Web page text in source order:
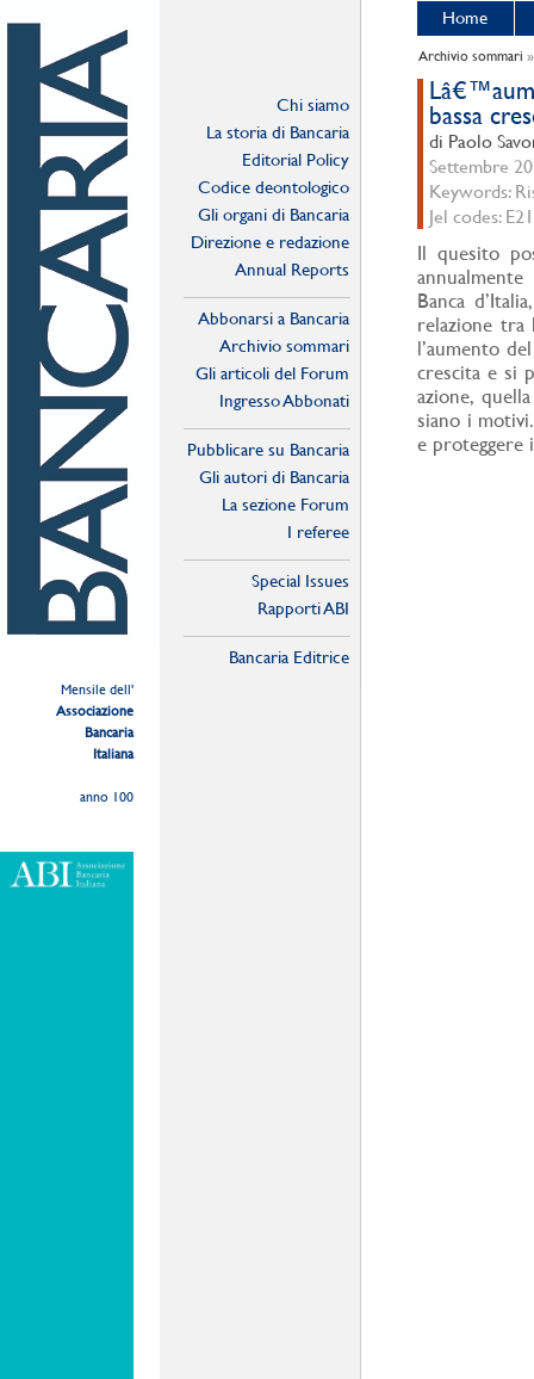
Mensile dell'
Associazione
Bancaria
Italiana
anno 100
Chi siamo
La storia di Bancaria
Editorial Policy
Codice deontologico
Gli organi di Bancaria
Direzione e redazione
Annual Reports
Abbonarsi a Bancaria
Archivio sommari
Gli articoli del Forum
Ingresso Abbonati
Pubblicare su Bancaria
Gli autori di Bancaria
La sezione Forum
I referee
Special Issues
Rapporti ABI
Bancaria Editrice
Home
Archivio sommari
bassa
di Paolo
Settembre
Keywords:
Jel codes:
Il quesito
Banca
relazione tra
l’aumento
crescita e si
azione,
siano i
e proteggere